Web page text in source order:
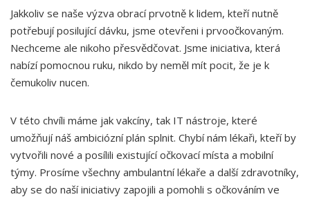
Jakkoliv se naše výzva obrací prvotně k lidem, kteří nutně
potřebují posilující dávku, jsme otevřeni i prvoočkovaným.
Nechceme ale nikoho přesvědčovat. Jsme iniciativa, která
nabízí pomocnou ruku, nikdo by neměl mít pocit, že je k
čemukoliv nucen.
V této chvíli máme jak vakcíny, tak IT nástroje, které
umožňují náš ambiciózní plán splnit. Chybí nám lékaři, kteří by
vytvořili nové a posílili existující očkovací místa a mobilní
týmy. Prosíme všechny ambulantní lékaře a další zdravotníky,
aby se do naší iniciativy zapojili a pomohli s očkováním ve